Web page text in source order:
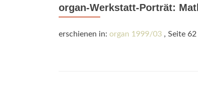
organ-Werkstatt-Porträt:
erschienen in: organ 1999/03 , Seite 62